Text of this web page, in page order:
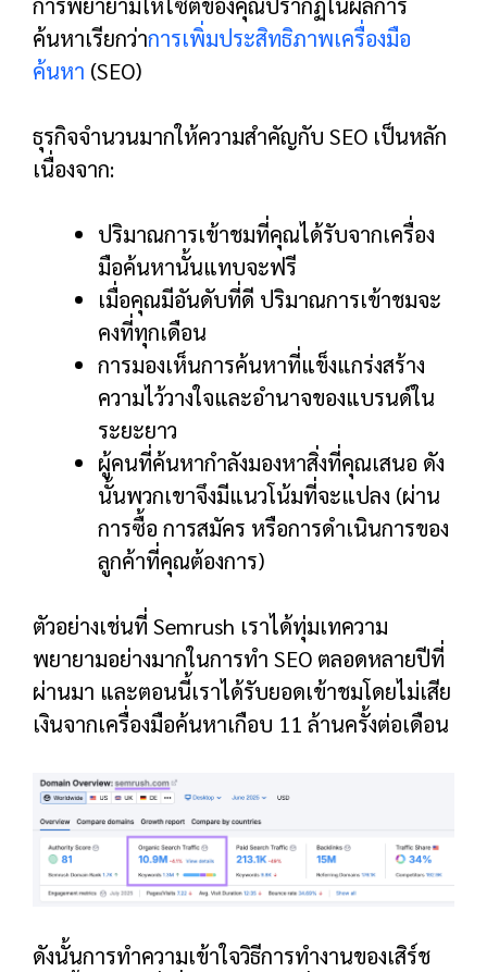
ค้นหาเรียกว่าการเพิ่มประสิทธิภาพเครื่องมือ
ค้นหา (SEO)
ธุรกิจจำนวนมากให้ความสำคัญกับ SEO เป็นหลัก
เนื่องจาก:
ปริมาณการเข้าชมที่คุณได้รับจากเครื่อง
มือค้นหานั้นแทบจะฟรี
เมื่อคุณมีอันดับที่ดี ปริมาณการเข้าชมจะ
คงที่ทุกเดือน
การมองเห็นการค้นหาที่แข็งแกร่งสร้าง
ความไว้วางใจและอำนาจของแบรนด์ใน
ระยะยาว
ผู้คนที่ค้นหากำลังมองหาสิ่งที่คุณเสนอ ดัง
นั้นพวกเขาจึงมีแนวโน้มที่จะแปลง (ผ่าน
การซื้อ การสมัคร หรือการดำเนินการของ
ลูกค้าที่คุณต้องการ)
ตัวอย่างเช่นที่ Semrush เราได้ทุ่มเทความ
พยายามอย่างมากในการทำ SEO ตลอดหลายปีที่
ผ่านมา และตอนนี้เราได้รับยอดเข้าชมโดยไม่เสีย
เงินจากเครื่องมือค้นหาเกือบ 11 ล้านครั้งต่อเดือน
ดังนั้นการทำความเข้าใจวิธีการทำงานของเสิร์ช